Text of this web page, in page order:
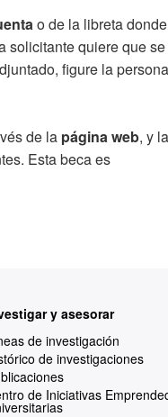
o de la libreta donde
solicitante quiere que se
figure la persona
de la página web, y
Esta beca es
y asesorar
de investigación
de investigaciones
de Iniciativas